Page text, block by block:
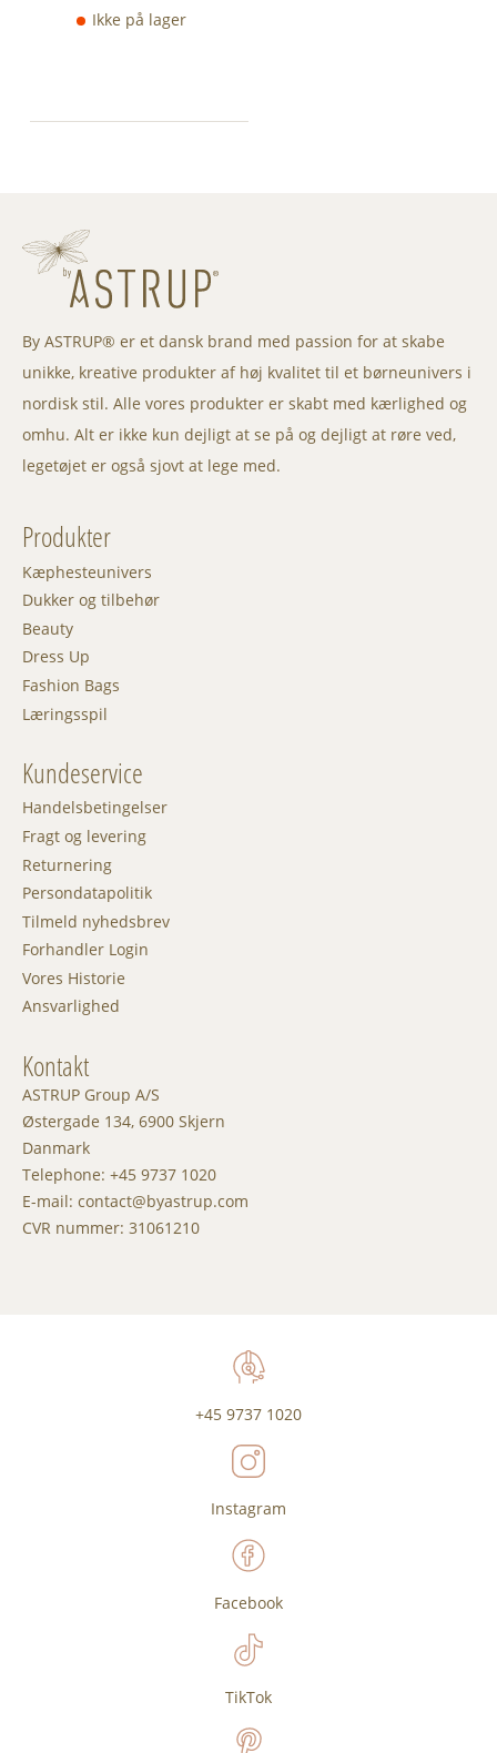
Ikke på lager
By ASTRUP® er et dansk brand med passion for at skabe
unikke, kreative produkter af høj kvalitet til et børneunivers i
nordisk stil. Alle vores produkter er skabt med kærlighed og
omhu. Alt er ikke kun dejligt at se på og dejligt at røre ved,
legetøjet er også sjovt at lege med.
Produkter
Kæphesteunivers
Dukker og tilbehør
Beauty
Dress Up
Fashion Bags
Læringsspil
Kundeservice
Handelsbetingelser
Fragt og levering
Returnering
Persondatapolitik
Tilmeld nyhedsbrev
Forhandler Login
Vores Historie
Ansvarlighed
Kontakt
ASTRUP Group A/S
Østergade 134, 6900 Skjern
Danmark
Telephone: +45 9737 1020
E-mail: contact@byastrup.com
CVR nummer: 31061210
+45 9737 1020
Instagram
Facebook
TikTok